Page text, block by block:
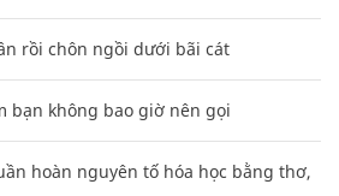
rồi chôn ngồi dưới bãi cát
bạn không bao giờ nên gọi
hoàn nguyên tố hóa học bằng thơ,